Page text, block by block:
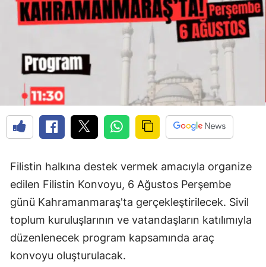
Filistin halkına destek vermek amacıyla organize
edilen Filistin Konvoyu, 6 Ağustos Perşembe
günü Kahramanmaraş'ta gerçekleştirilecek. Sivil
toplum kuruluşlarının ve vatandaşların katılımıyla
düzenlenecek program kapsamında araç
konvoyu oluşturulacak.